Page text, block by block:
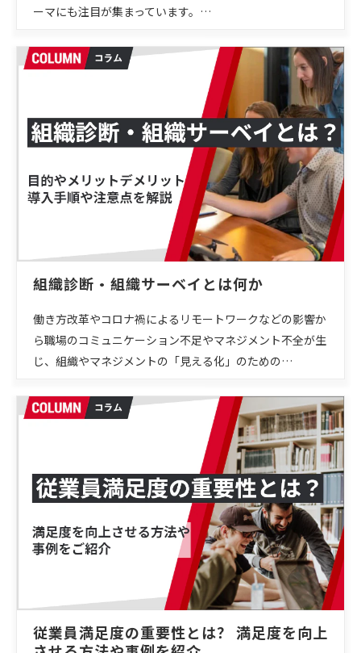
ーマにも注目が集まっています。…
組織診断・組織サーベイとは何か
働き方改革やコロナ禍によるリモートワークなどの影響か
ら職場のコミュニケーション不足やマネジメント不全が生
じ、組織やマネジメントの「見える化」のための…
従業員満足度の重要性とは？ 満足度を向上